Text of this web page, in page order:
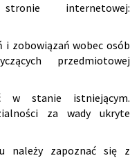
internetowej:
i zobowiązań wobec osób
przedmiotowej
w stanie istniejącym.
za wady ukryte
należy zapoznać się z